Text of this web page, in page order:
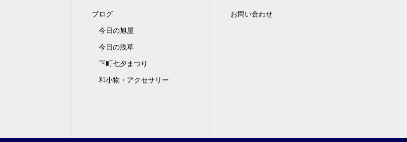
ブログ
今日の旭屋
今日の浅草
下町七夕まつり
和小物・アクセサリー
お問い合わせ